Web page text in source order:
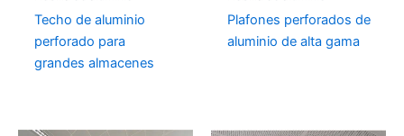
Techo de aluminio
perforado para
grandes almacenes
Plafones perforados de
aluminio de alta gama